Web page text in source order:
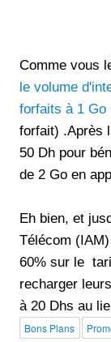
Comme vous
le volume
forfaits à 1
forfait) .Après
50 Dh pour
de 2 Go en
Eh bien, et
Télécom
60% sur le
recharger
à 20 Dhs au
Bons Plans